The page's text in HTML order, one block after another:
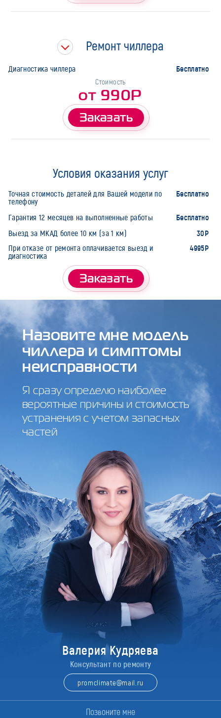
Ремонт чиллера
Диагностика чиллера Бесплатно
Стоимость
от 990Р
Заказать
Условия оказания услуг
Точная стоимость деталей для Вашей модели по
телефону
Бесплатно
Гарантия 12 месяцев на выполненные работы Бесплатно
Выезд за МКАД более 10 км (за 1 км) 30Р
При отказе от ремонта оплачивается выезд и
диагностика
4995Р
Заказать
Назовите мне модель
чиллера и симптомы
неисправности
Я сразу определю наиболее
вероятные причины и стоимость
устранения с учетом запасных
частей
Валерия Кудряева
Консультант по ремонту
promclimate@mail.ru
Позвоните мне